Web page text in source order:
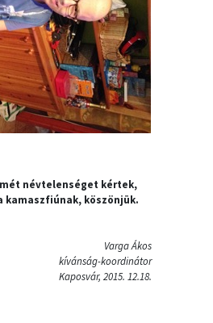
névtelenséget kértek,
kamaszfiúnak, köszönjük.
Varga Ákos
kívánság-koordinátor
Kaposvár, 2015. 12.18.